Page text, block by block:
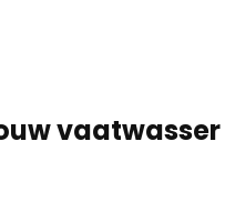
vaatwasser